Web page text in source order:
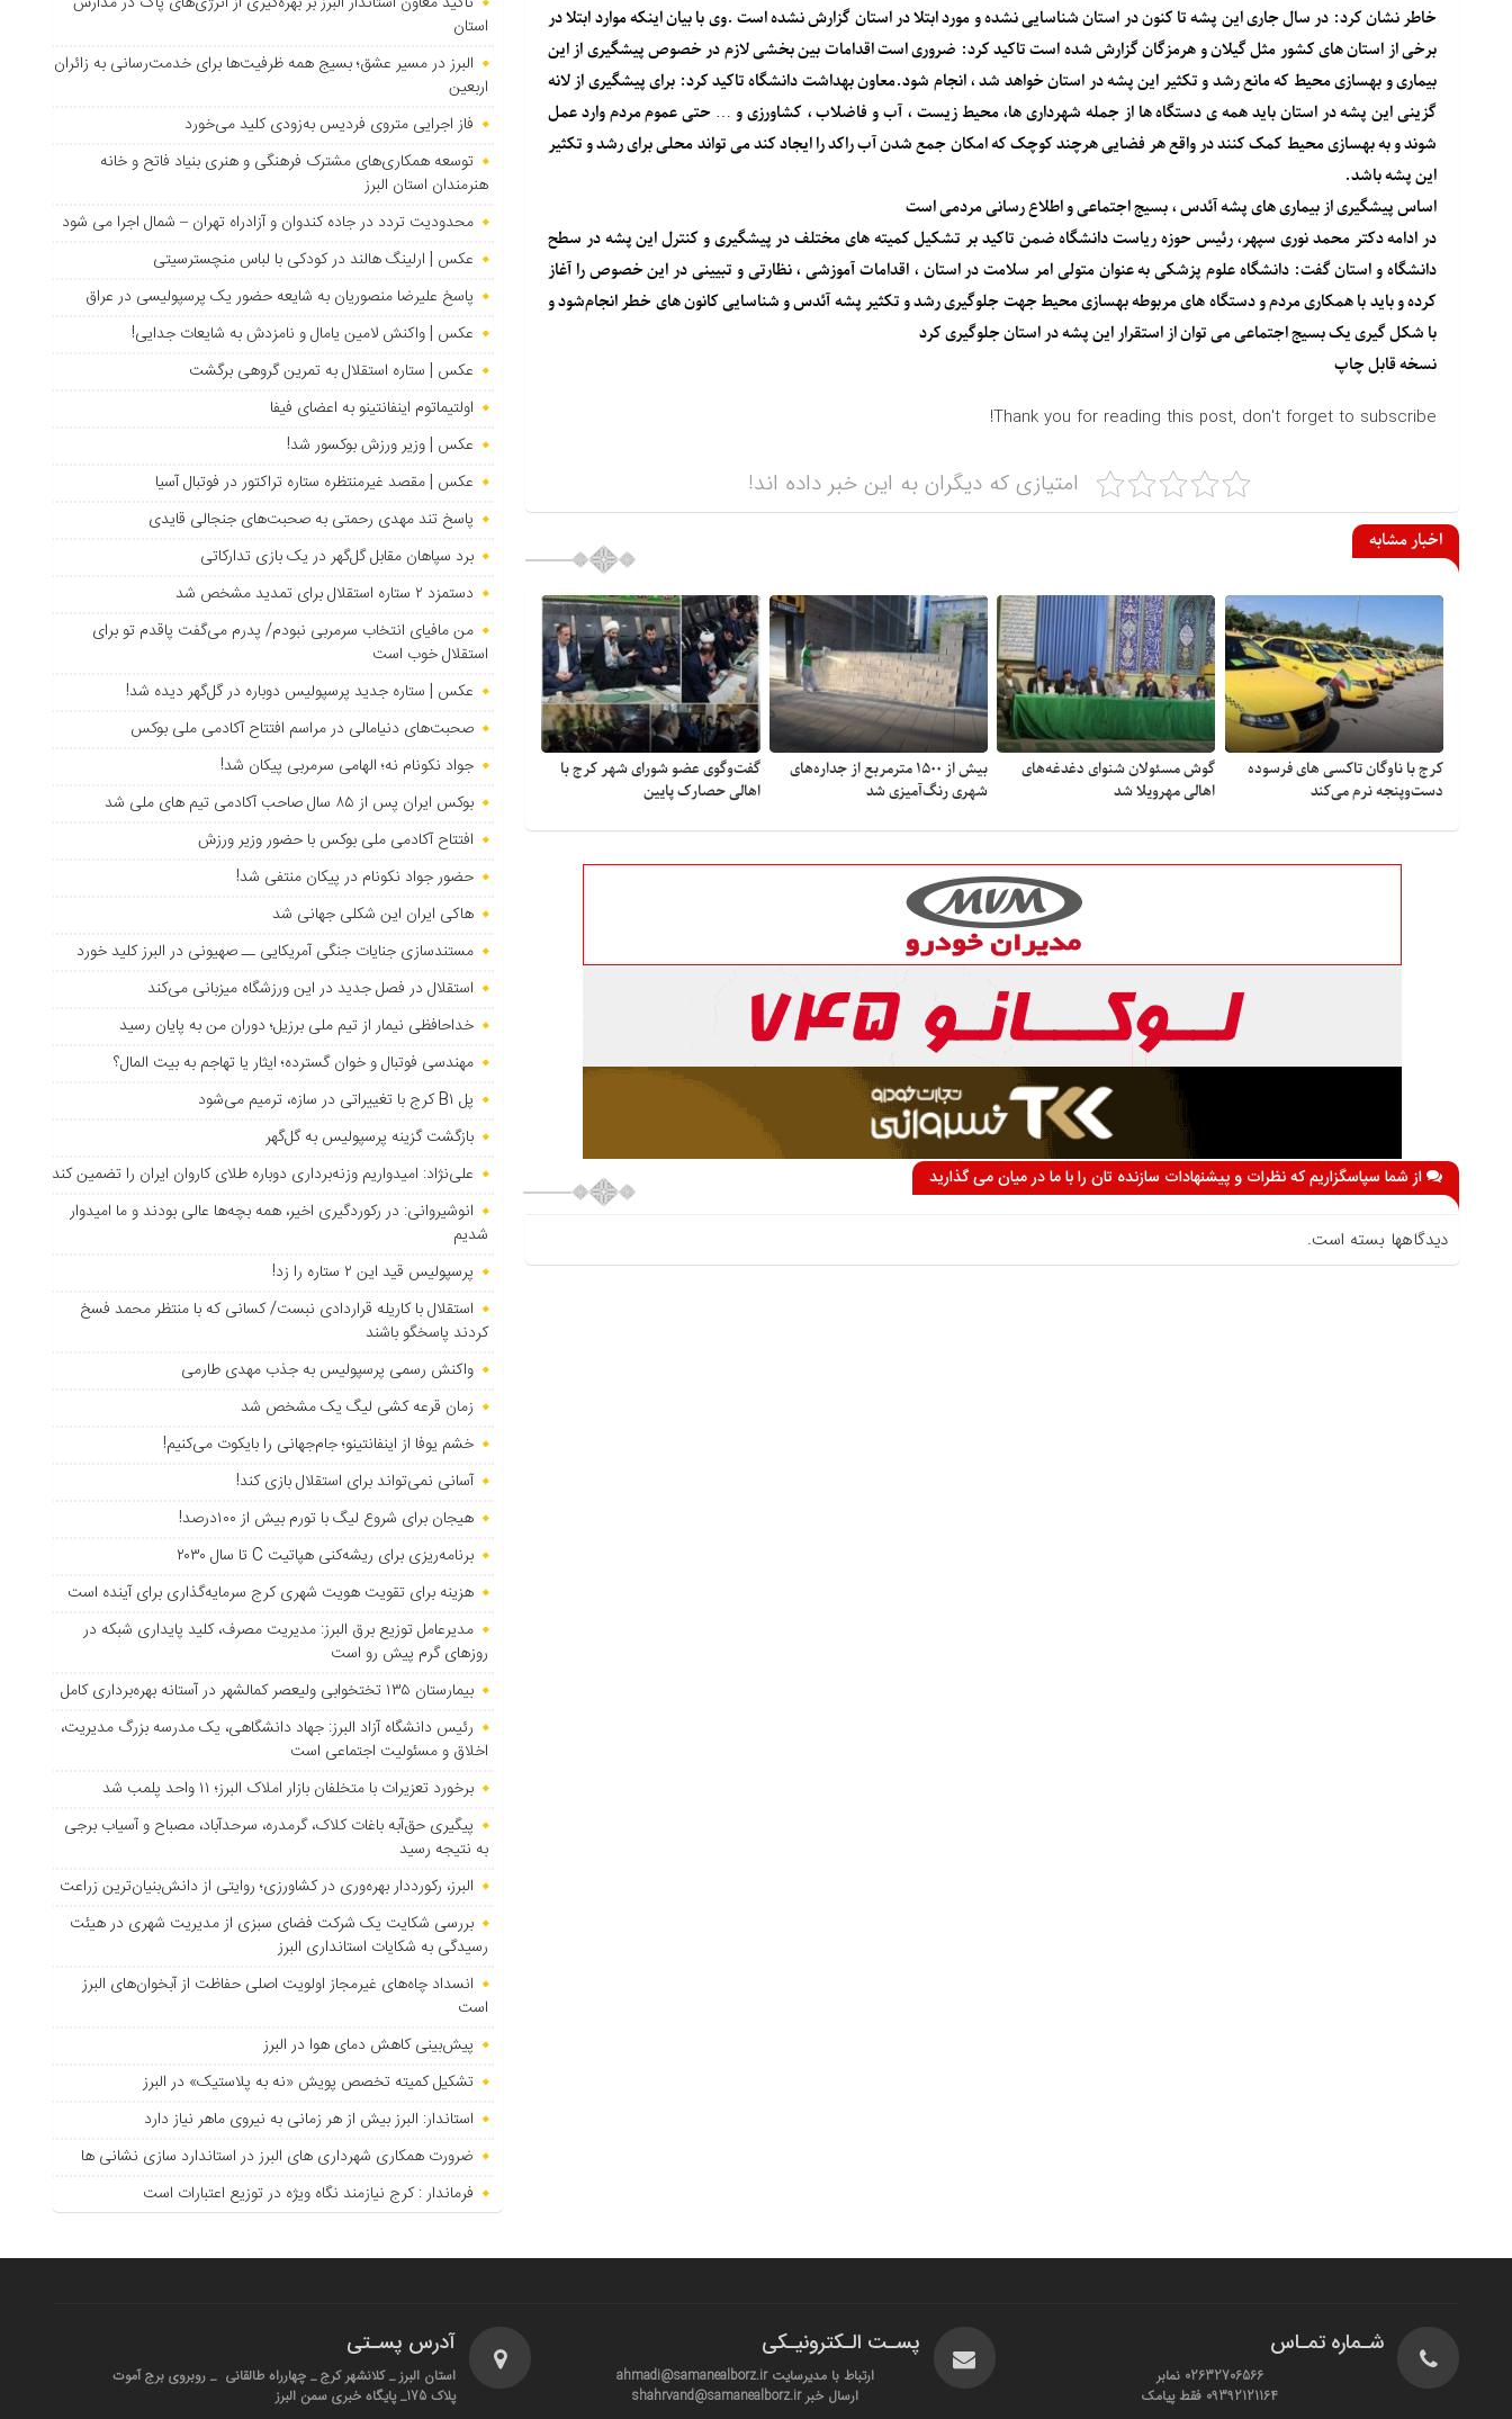
خاطر نشان کرد: در سال جاری این پشه تا کنون در استان شناسایی نشده و مورد ابتلا در استان گزارش نشده است .وی با بیان اینکه موارد ابتلا در
برخی از استان های کشور مثل گیلان و هرمزگان گزارش شده است تاکید کرد: ضروری است اقدامات بین بخشی لازم در خصوص پیشگیری از این
بیماری و بهسازی محیط که مانع رشد و تکثیر این پشه در استان خواهد شد ، انجام شود.معاون بهداشت دانشگاه تاکید کرد: برای پیشگیری از لانه
گزینی این پشه در استان باید همه ی دستگاه ها از جمله شهرداری ها، محیط زیست ، آب و فاضلاب ، کشاورزی و … حتی عموم مردم وارد عمل
شوند و به بهسازی محیط کمک کنند در واقع هر فضایی هرچند کوچک که امکان جمع شدن آب راکد را ایجاد کند می تواند محلی برای رشد و تکثیر
این پشه باشد.
اساس پیشگیری از بیماری های پشه آئدس ، بسیج اجتماعی و اطلاع رسانی مردمی است
در ادامه دکتر محمد نوری سپهر، رئیس حوزه ریاست دانشگاه ضمن تاکید بر تشکیل کمیته های مختلف در پیشگیری و کنترل این پشه در سطح
دانشگاه و استان گفت: دانشگاه علوم پزشکی به عنوان متولی امر سلامت در استان ، اقدامات آموزشی ، نظارتی و تبیینی در این خصوص را آغاز
کرده و باید با همکاری مردم و دستگاه های مربوطه بهسازی محیط جهت جلوگیری رشد و تکثیر پشه آئدس و شناسایی کانون های خطر انجام‌شود و
با شکل گیری یک بسیج اجتماعی می توان از استقرار این پشه در استان جلوگیری کرد
نسخه قابل چاپ
Thank you for reading this post, don't forget to subscribe!
امتیازی که دیگران به این خبر داده اند!
اخبار مشابه
کرج با ناوگان تاکسی های فرسوده
دست‌وپنجه نرم می‌کند
گوش مسئولان شنوای دغدغه‎‌های
اهالی مهرویلا شد
بیش از ۱۵۰۰ مترمربع از جداره‌های
شهری رنگ‌آمیزی شد
گفت‌وگوی عضو شورای شهر کرج با
اهالی حصارک پایین
از شما سپاسگزاریم که نظرات و پیشنهادات سازنده تان را با ما در میان می گذارید
دیدگاهها بسته است.
استان
البرز در مسیر عشق؛ بسیج همه ظرفیت‌ها برای خدمت‌رسانی به زائران
اربعین
فاز اجرایی متروی فردیس به‌زودی کلید می‌خورد
توسعه همکاری‌های مشترک فرهنگی و هنری بنیاد فاتح و خانه
هنرمندان استان البرز
محدودیت تردد در جاده کندوان و آزادراه تهران – شمال اجرا می شود
عکس | ارلینگ هالند در کودکی با لباس منچسترسیتی
پاسخ علیرضا منصوریان به شایعه حضور یک پرسپولیسی در عراق
عکس | واکنش لامین یامال و نامزدش به شایعات جدایی!
عکس | ستاره استقلال به تمرین گروهی برگشت
اولتیماتوم اینفانتینو به اعضای فیفا
عکس | وزیر ورزش بوکسور شد!
عکس | مقصد غیرمنتظره ستاره تراکتور در فوتبال آسیا
پاسخ تند مهدی رحمتی به صحبت‌های جنجالی قایدی
برد سپاهان مقابل گل‌گهر در یک بازی تدارکاتی
دستمزد ۲ ستاره استقلال برای تمدید مشخص شد
من مافیای انتخاب سرمربی نبودم/ پدرم می‌گفت پاقدم تو برای
استقلال خوب است
عکس | ستاره جدید پرسپولیس دوباره در گل‌گهر دیده شد!
صحبت‌های دنیامالی در مراسم افتتاح آکادمی ملی بوکس
جواد نکونام نه؛ الهامی سرمربی پیکان شد!
بوکس ایران پس از ۸۵ سال صاحب آکادمی تیم های ملی شد
افتتاح آکادمی ملی بوکس با حضور وزیر ورزش
حضور جواد نکونام در پیکان منتفی شد!
هاکی ایران این شکلی جهانی شد
مستندسازی جنایات جنگی آمریکایی ــ صهیونی در البرز کلید خورد
استقلال در فصل جدید در این ورزشگاه میزبانی می‌کند
خداحافظی نیمار از تیم ملی برزیل؛ دوران من به پایان رسید
مهندسی فوتبال و خوان گسترده؛ ایثار یا تهاجم به بیت المال؟
پل B۱ کرج با تغییراتی در سازه، ترمیم می‌شود
بازگشت گزینه پرسپولیس به ‌گل‌گهر
علی‌نژاد: امیدواریم وزنه‌برداری دوباره طلای کاروان ایران را تضمین کند
انوشیروانی: در رکوردگیری اخیر، همه بچه‌ها عالی بودند و ما امیدوار
شدیم
پرسپولیس قید این ۲ ستاره را زد!
استقلال با کاریله قراردادی نبست/ کسانی که با منتظر محمد فسخ
کردند پاسخگو باشند
واکنش رسمی پرسپولیس به جذب مهدی طارمی
زمان قرعه کشی لیگ یک مشخص شد
خشم یوفا از اینفانتینو؛ جام‌جهانی را بایکوت می‌کنیم!
آسانی نمی‌تواند برای استقلال بازی کند!
هیجان برای شروع لیگ با تورم بیش از ۱۰۰درصد!
برنامه‌ریزی برای ریشه‌کنی هپاتیت C تا سال ۲۰۳۰
هزینه برای تقویت هویت شهری کرج سرمایه‌گذاری برای آینده است
مدیرعامل توزیع برق البرز: مدیریت مصرف، کلید پایداری شبکه در
روزهای گرم پیش رو است
بیمارستان ۱۳۵ تختخوابی ولیعصر کمالشهر در آستانه بهره‌برداری کامل
رئیس دانشگاه آزاد البرز: جهاد دانشگاهی، یک مدرسه بزرگ مدیریت،
اخلاق و مسئولیت اجتماعی است
برخورد تعزیرات با متخلفان بازار املاک البرز؛ ۱۱ واحد پلمب شد
پیگیری حق‌آبه باغات کلاک، گرمدره، سرحدآباد، مصباح و آسیاب برجی
به نتیجه رسید
البرز، رکورددار بهره‌وری در کشاورزی؛ روایتی از دانش‌بنیان‌ترین زراعت
بررسی شکایت یک شرکت فضای سبزی از مدیریت شهری در هیئت
رسیدگی به شکایات استانداری البرز
انسداد چاه‌های غیرمجاز اولویت اصلی حفاظت از آبخوان‌های البرز
است
پیش‌بینی کاهش دمای هوا در البرز
تشکیل کمیته تخصص پویش «نه به پلاستیک» در البرز
استاندار: البرز بیش از هر زمانی به نیروی ماهر نیاز دارد
ضرورت همکاری شهرداری های البرز در استاندارد سازی نشانی ها
فرماندار : کرج نیازمند نگاه ویژه در توزیع اعتبارات است
شـماره تمـاس
02632706566 نمابر
09392121164 فقط پیامک
پسـت الـکترونیـکی
ارتباط با مدیرسایت ahmadi@samanealborz.ir
ارسال خبر shahrvand@samanealborz.ir
آدرس پسـتی
استان البرز _ کلانشهر کرج _ چهارراه طالقانی _ روبروی برج آموت
پلاک 175_ پایگاه خبری سمن البرز